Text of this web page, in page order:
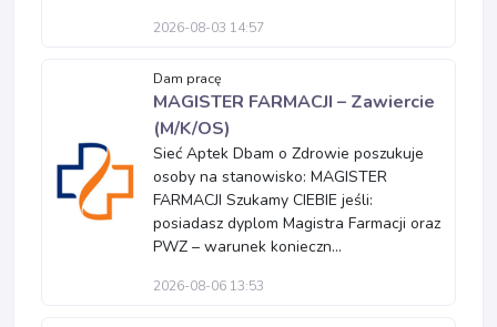
2026-08-03 14:57
Dam pracę
MAGISTER FARMACJI – Zawiercie
(M/K/OS)
Sieć Aptek Dbam o Zdrowie poszukuje
osoby na stanowisko: MAGISTER
FARMACJI Szukamy CIEBIE jeśli:
posiadasz dyplom Magistra Farmacji oraz
PWZ – warunek konieczn...
2026-08-06 13:53